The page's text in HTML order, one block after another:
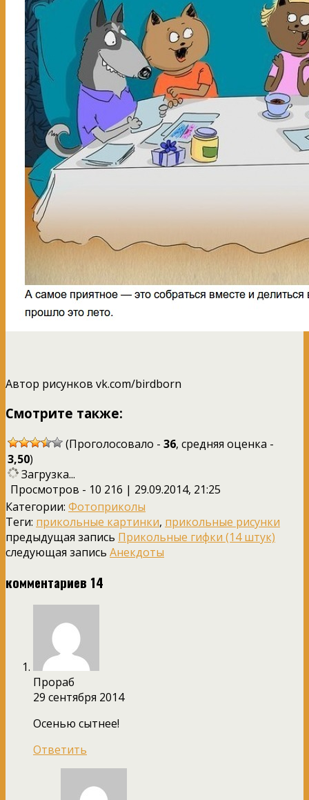
Автор рисунков vk.com/birdborn
Смотрите также:
(Проголосовало - 36, средняя оценка -
3,50)
Загрузка...
Просмотров - 10 216 | 29.09.2014, 21:25
Категории: Фотоприколы
Теги: прикольные картинки, прикольные рисунки
предыдущая запись Прикольные гифки (14 штук)
следующая запись Анекдоты
комментариев 14
Прораб
29 сентября 2014
Осенью сытнее!
Ответить